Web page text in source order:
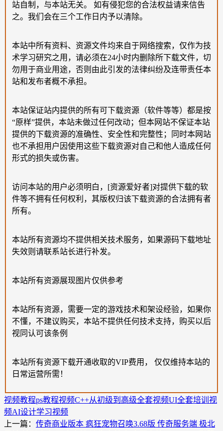
站自制，与本站无关。 如有侵犯您的合法权益请来信告
之。我们会在三个工作日内予以清除。
本站中所有资料、资源文件均来自于网络搜索，仅作为技
术学习研究之用，请必须在24小时内删除所下载文件，切
勿用于商业用途，否则由此引发的法律纠纷及连带责任本
站和发布者概不承担。
本站保证站内提供的所有可下载资源（软件等等）都是按
“原样”提供，本站未做过任何改动；但本网站不保证本站
提供的下载资源的准确性、安全性和完整性；同时本网站
也不承担用户因使用这些下载资源对自己和他人造成任何
形式的损失或伤害。
访问本站的用户必须明白，[资源爱好者]对提供下载的软
件等不拥有任何权利，其版权归该下载资源的合法拥有者
所有。
本站所有资源均不提供相关技术服务，如果源码下载地址
失效则请联系站长进行补发。
本站所有资源展现图片仅供参考
本站所有资源，需要一定的游戏技术和架设经验，如果你
不懂，不建议购买，本站不提供任何技术支持，购买以后
视同认可该条例
本站所有资源下载开通收取的VIP费用， 仅仅维持本站的
日常运营所需！
视频教程ps教程视频C++从初级到高级全套视频UI全套培训视
频AI设计学习视频
上一篇： 传奇商业版本 疯狂宠物召唤3.68版 传奇服务端 极北